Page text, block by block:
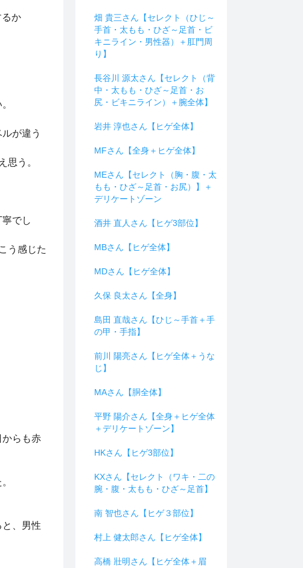
か
が違う
思う。
でし
う感じた
らも赤
、男性
畑 貴三さん【セレクト（ひじ～
手首・太もも・ひざ～足首・ビ
キニライン・男性器）＋肛門周
り】
長谷川 源太さん【セレクト（背
中・太もも・ひざ～足首・お
尻・ビキニライン）＋腕全体】
岩井 淳也さん【ヒゲ全体】
MFさん【全身＋ヒゲ全体】
MEさん【セレクト（胸・腹・太
もも・ひざ～足首・お尻）】＋
デリケートゾーン
酒井 直人さん【ヒゲ3部位】
MBさん【ヒゲ全体】
MDさん【ヒゲ全体】
久保 良太さん【全身】
島田 直哉さん【ひじ～手首＋手
の甲・手指】
前川 陽亮さん【ヒゲ全体＋うな
じ】
MAさん【胴全体】
平野 陽介さん【全身＋ヒゲ全体
＋デリケートゾーン】
HKさん【ヒゲ3部位】
KXさん【セレクト（ワキ・二の
腕・腹・太もも・ひざ～足首】
南 智也さん【ヒゲ３部位】
村上 健太郎さん【ヒゲ全体】
高橋 壯明さん【ヒゲ全体＋眉